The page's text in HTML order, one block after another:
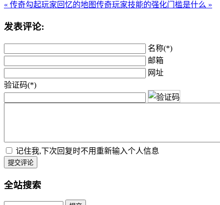
« 传奇勾起玩家回忆的地图传奇玩家技能的强化门槛是什么 »
发表评论:
名称(*)
邮箱
网址
验证码(*)
记住我,下次回复时不用重新输入个人信息
提交评论
全站搜索